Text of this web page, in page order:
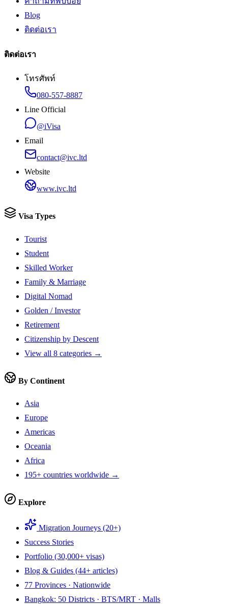
Blog
ติดต่อเรา
ติดต่อเรา
โทรศัพท์
080-557-8887
Line Official
@iVisa
Email
contact@ivc.ltd
Website
www.ivc.ltd
Visa Types
Tourist
Student
Skilled Worker
Family & Marriage
Digital Nomad
Golden / Investor
Retirement
Citizenship by Descent
View all 8 categories →
By Continent
Asia
Europe
Americas
Oceania
Africa
195+ countries worldwide →
Explore
Migration Journeys (20+)
Success Stories
Portfolio (30,000+ visas)
Blog & Guides (44+ articles)
77 Provinces · Nationwide
Bangkok: 50 Districts · BTS/MRT · Malls